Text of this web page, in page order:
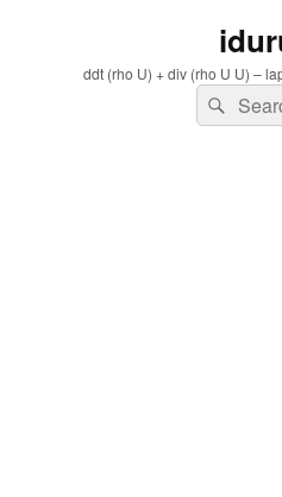
ddt (rho U) + div (rho U U) –
Search
for: